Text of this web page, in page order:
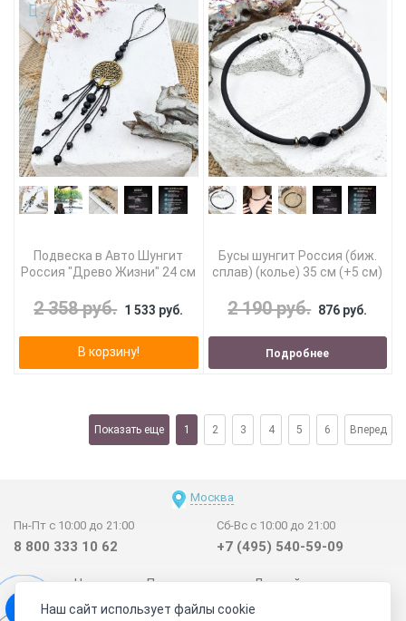
Подвеска в Авто Шунгит
Россия "Древо Жизни" 24 см
2 358 руб. 1 533 руб.
В корзину!
Бусы шунгит Россия (биж.
сплав) (колье) 35 см (+5 см)
2 190 руб. 876 руб.
Подробнее
Показать еще 1 2 3 4 5 6 Вперед
Москва
Пн-Пт с 10:00 до 21:00
8 800 333 10 62
Сб-Вс с 10:00 до 21:00
+7 (495) 540-59-09
Новинки Поставщикам
Личный счет
Договор-оферта
О нас Наши магазины
Наш сайт использует файлы cookie